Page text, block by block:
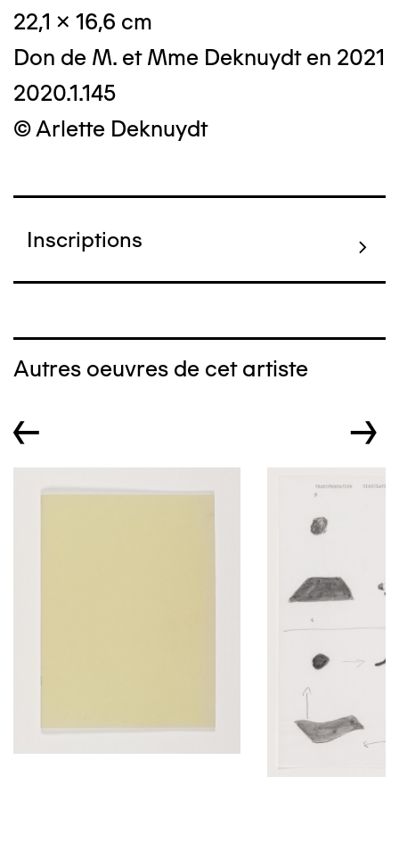
22,1 x 16,6 cm
Don de M. et Mme Deknuydt en 2021
2020.1.145
© Arlette Deknuydt
Inscriptions
Autres oeuvres de cet artiste
← →